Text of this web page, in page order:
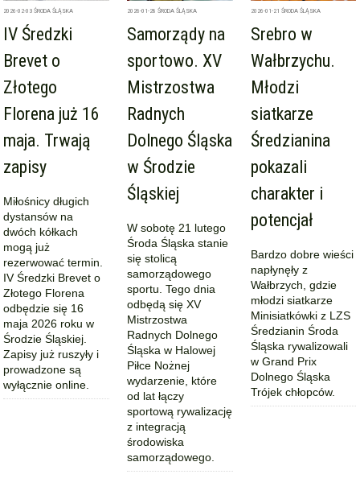
2026-02-03 ŚRODA ŚLĄSKA
IV Średzki
Brevet o
Złotego
Florena już 16
maja. Trwają
zapisy
Miłośnicy długich
dystansów na
dwóch kółkach
mogą już
rezerwować termin.
IV Średzki Brevet o
Złotego Florena
odbędzie się 16
maja 2026 roku w
Środzie Śląskiej.
Zapisy już ruszyły i
prowadzone są
wyłącznie online.
2026-01-28 ŚRODA ŚLĄSKA
Samorządy na
sportowo. XV
Mistrzostwa
Radnych
Dolnego Śląska
w Środzie
Śląskiej
W sobotę 21 lutego
Środa Śląska stanie
się stolicą
samorządowego
sportu. Tego dnia
odbędą się XV
Mistrzostwa
Radnych Dolnego
Śląska w Halowej
Piłce Nożnej
wydarzenie, które
od lat łączy
sportową rywalizację
z integracją
środowiska
samorządowego.
2026-01-21 ŚRODA ŚLĄSKA
Srebro w
Wałbrzychu.
Młodzi
siatkarze
Średzianina
pokazali
charakter i
potencjał
Bardzo dobre wieści
napłynęły z
Wałbrzych, gdzie
młodzi siatkarze
Minisiatkówki z LZS
Średzianin Środa
Śląska rywalizowali
w Grand Prix
Dolnego Śląska
Trójek chłopców.